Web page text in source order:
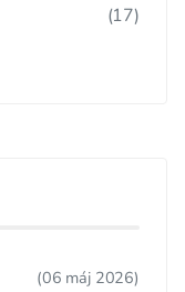
(17)
(06 máj 2026)